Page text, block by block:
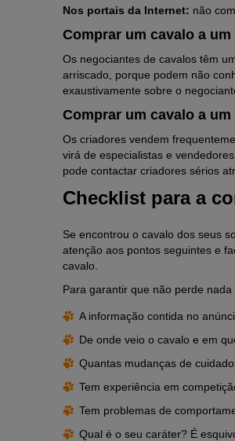
Nos portais da Internet: não
Comprar um cavalo a
Os negociantes de cavalos têm
arriscado, porque podem não
exaustivamente sobre o
Comprar um cavalo a
Os criadores vendem
virá de especialistas e
pode contactar criadores sérios
Checklist para a
Se encontrou o cavalo dos seus
atenção aos pontos seguintes e
cavalo.
Para garantir que não perde
A informação contida no
De onde veio o cavalo e em
Quantas mudanças de
Tem experiência em
Tem problemas de
Qual é o seu caráter? É